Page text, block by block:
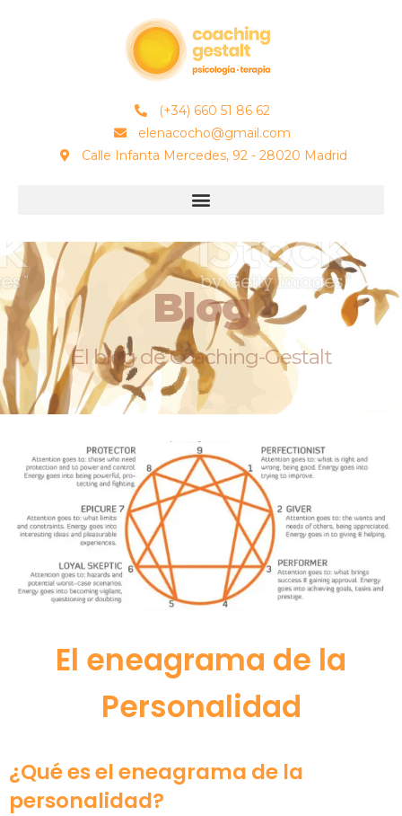
(+34) 660 51 86 62
elenacocho@gmail.com
Calle Infanta Mercedes, 92 - 28020 Madrid
Blog
El blog de Coaching-Gestalt
El eneagrama de la
Personalidad
¿Qué es el eneagrama de la
personalidad?